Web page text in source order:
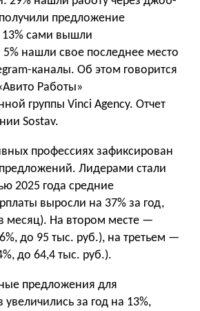
предложение
13% сами вышли
5% нашли свое последнее место
каналы. Об этом говорится
Работы»
группы Vinci Agency. Отчет
Sostav.
профессиях зафиксирован
Лидерами стали
2025 года средние
выросли на 37% за год,
месяц). На втором месте —
до 95 тыс. руб.), на третьем —
до 64,4 тыс. руб.).
предложения для
за год на 13%,